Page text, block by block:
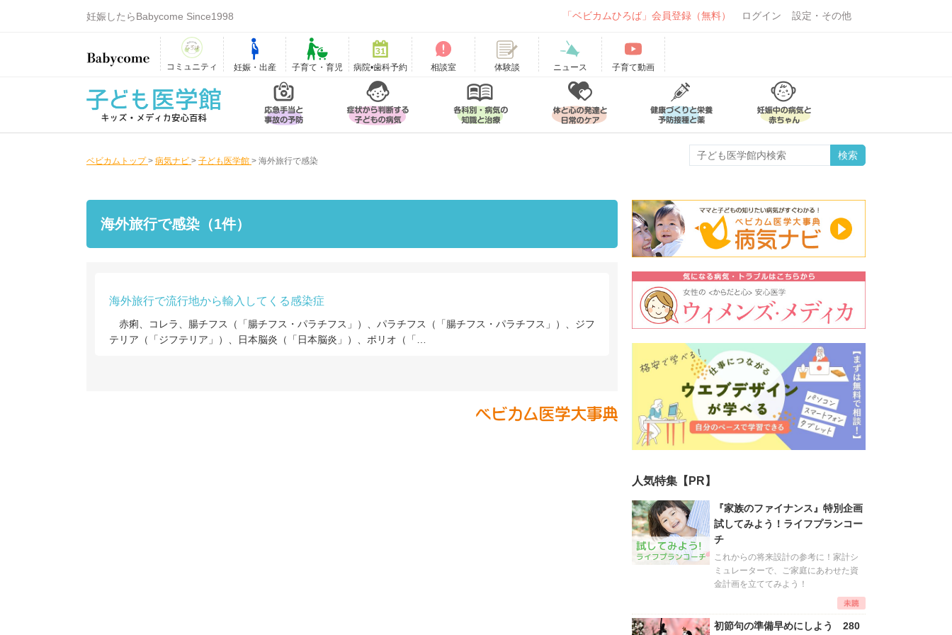
妊娠したらBabycome Since1998 「ベビカムひろば」会員登録（無料） ログイン 設定・その他
コミュニティ 妊娠・出産 子育て・育児 病院•歯科予約 相談室 体験談 ニュース 子育て動画
ベビカムトップ > 病気ナビ > 子ども医学館 > 海外旅行で感染
海外旅行で感染（1件）
海外旅行で流行地から輸入してくる感染症
赤痢、コレラ、腸チフス（「腸チフス・パラチフス」）、パラチフス（「腸チフス・パラチフス」）、ジフ
テリア（「ジフテリア」）、日本脳炎（「日本脳炎」）、ポリオ（「…
人気特集【PR】
『家族のファイナンス』特別企画
試してみよう！ライフプランコー
チ
これからの将来設計の参考に！家計シ
ミュレーターで、ご家庭にあわせた資
金計画を立ててみよう！
初節句の準備早めにしよう 280